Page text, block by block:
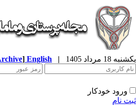
18 مرداد 1405 |
English
Archive]
ورود خودکار
نام